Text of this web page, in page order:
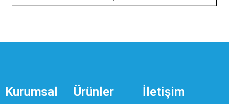
Kurumsal Ürünler İletişim